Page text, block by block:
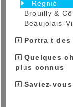
Régnié
Brouilly &
Beaujolais-
Portrait des
Quelques
plus connus
Saviez-